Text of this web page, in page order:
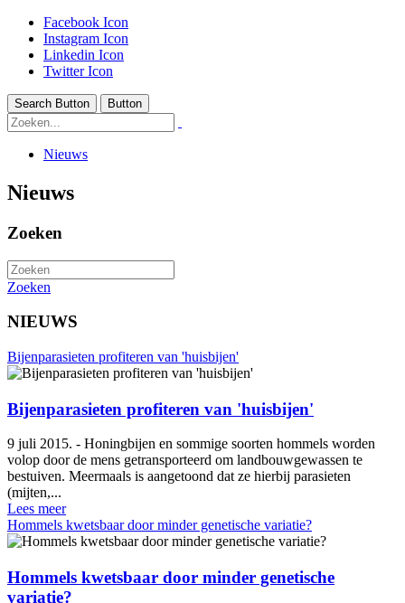
Facebook Icon
Instagram Icon
Linkedin Icon
Twitter Icon
Search Button Button
Nieuws
Nieuws
Zoeken
Zoeken
NIEUWS
Bijenparasieten profiteren van 'huisbijen'
Bijenparasieten profiteren van 'huisbijen'
9 juli 2015. - Honingbijen en sommige soorten hommels worden
volop door de mens getransporteerd om landbouwgewassen te
bestuiven. Meermaals is aangetoond dat ze hierbij parasieten
(mijten,...
Lees meer
Hommels kwetsbaar door minder genetische variatie?
Hommels kwetsbaar door minder genetische
variatie?